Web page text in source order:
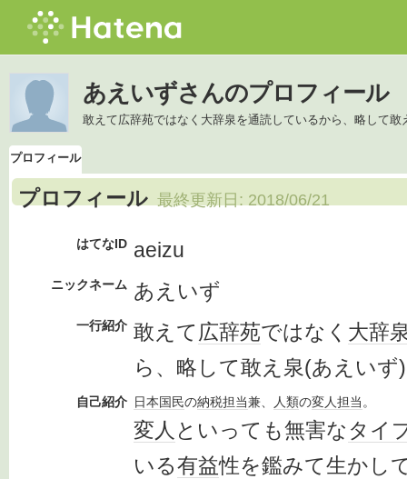
あえいずさんのプロフィール
敢えて広辞苑ではなく大辞泉を通読しているから、略して敢
プロフィール
プロフィール 最終更新日: 2018/06/21
はてなID aeizu
ニックネーム あえいず
一行紹介 敢えて 広辞苑ではなく 大辞
ら、略して敢え泉(あえいず
自己紹介 日本国民の納税担当兼、 人類の変人担当。
変人 といっても無害な タイ
いる有益性を鑑みて生かし